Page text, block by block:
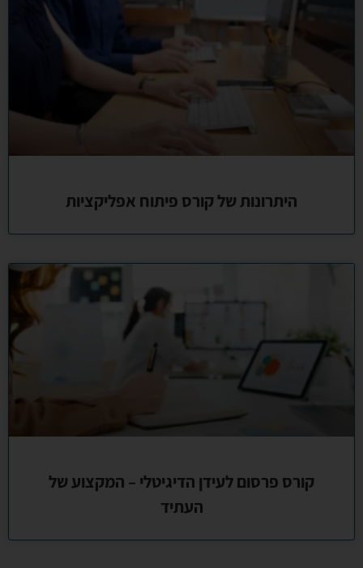
היתרונות של קורס פיתוח אפליקציות
קורס פרסום לעידן הדיגיטלי – המקצוע של
העתיד